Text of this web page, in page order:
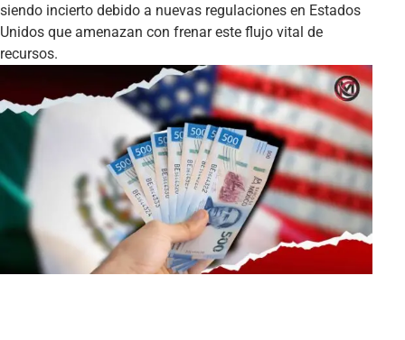
siendo incierto debido a nuevas regulaciones en Estados
Unidos que amenazan con frenar este flujo vital de
recursos.